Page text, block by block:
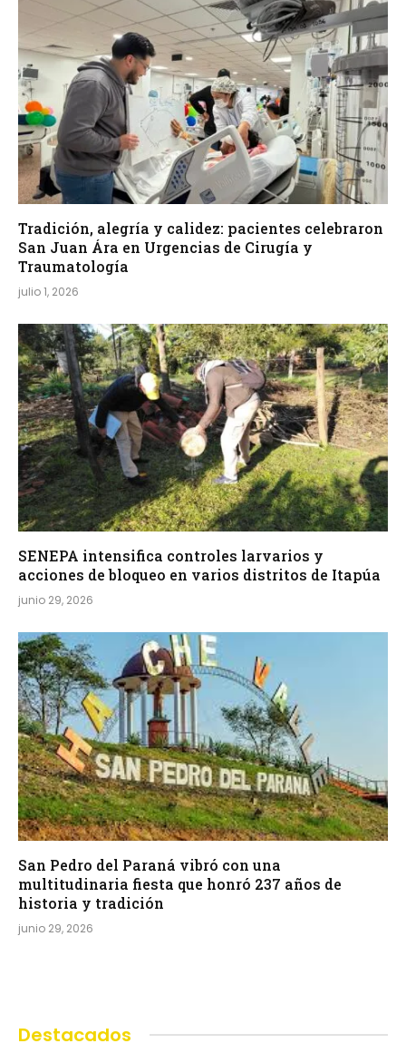
Tradición, alegría y calidez: pacientes celebraron
San Juan Ára en Urgencias de Cirugía y
Traumatología
julio 1, 2026
SENEPA intensifica controles larvarios y
acciones de bloqueo en varios distritos de Itapúa
junio 29, 2026
San Pedro del Paraná vibró con una
multitudinaria fiesta que honró 237 años de
historia y tradición
junio 29, 2026
Destacados